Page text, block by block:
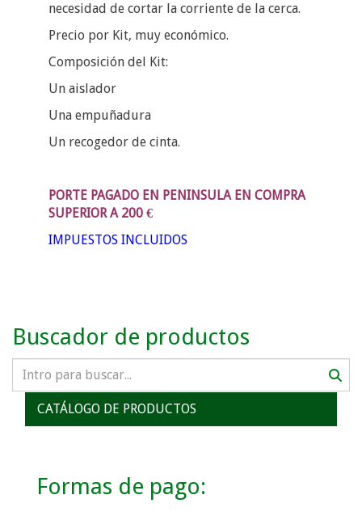
necesidad de cortar la corriente de la cerca.
Precio por Kit, muy económico.
Composición del Kit:
Un aislador
Una empuñadura
Un recogedor de cinta.
PORTE PAGADO EN PENINSULA EN COMPRA
SUPERIOR A 200 €
IMPUESTOS INCLUIDOS
Buscador de productos
CATÁLOGO DE PRODUCTOS
Formas de pago: